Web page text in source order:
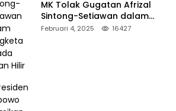
MK Tolak Gugatan Afrizal
Sintong-Setiawan dalam
Sengketa Pilkada Rokan Hilir
Februari 4, 2025 16427